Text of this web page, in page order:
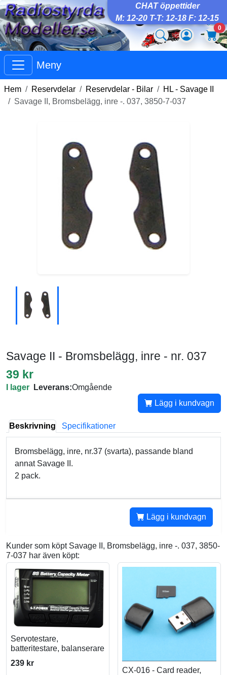
CHAT öppettider
M: 12-20 T-T: 12-18 F: 12-15
0
Meny
Hem Reservdelar Reservdelar - Bilar
HL - Savage II
Savage II, Bromsbelägg, inre -. 037, 3850-7-037
Savage II - Bromsbelägg, inre - nr. 037
39 kr
I lager Leverans:Omgående
Lägg i kundvagn
Beskrivning Specifikationer
Bromsbelägg, inre, nr.37 (svarta), passande bland
annat Savage II.
2 pack.
Lägg i kundvagn
Kunder som köpt Savage II, Bromsbelägg, inre -. 037, 3850-
7-037 har även köpt:
Servotestare,
batteritestare, balanserare
239 kr
CX-016 - Card reader,